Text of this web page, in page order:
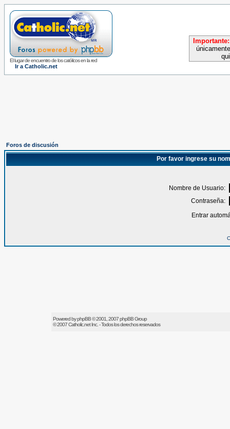
El lugar de encuentro de los católicos en la red
Ir a Catholic.net
Importante:
Foros de discusión
Por favor ingrese su
Nombre de Usuario:
Contraseña:
Entrar
Powered byphpBB© 2001, 2007 phpBB Group
© 2007Catholic.netInc. - Todos los derechos reservados